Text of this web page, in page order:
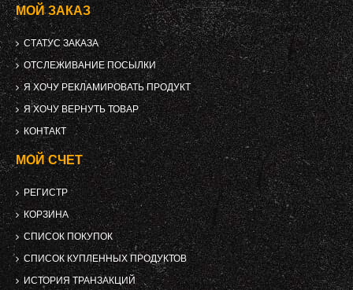
МОЙ ЗАКАЗ
СТАТУС ЗАКАЗА
ОТСЛЕЖИВАНИЕ ПОСЫЛКИ
Я ХОЧУ РЕКЛАМИРОВАТЬ ПРОДУКТ
Я ХОЧУ ВЕРНУТЬ ТОВАР
КОНТАКТ
МОЙ СЧЕТ
РЕГИСТР
КОРЗИНА
СПИСОК ПОКУПОК
СПИСОК КУПЛЕННЫХ ПРОДУКТОВ
ИСТОРИЯ ТРАНЗАКЦИЙ